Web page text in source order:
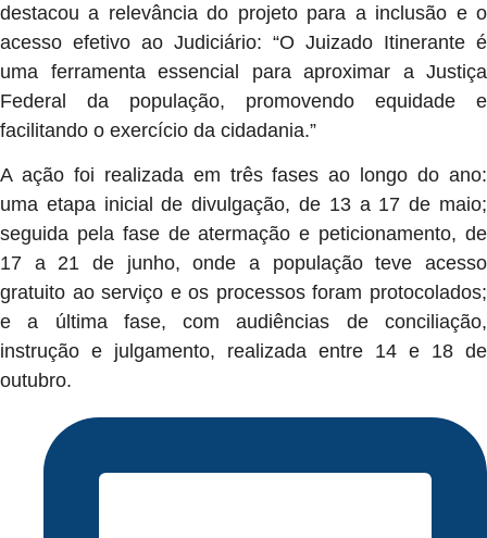
destacou a relevância do projeto para a inclusão e o
acesso efetivo ao Judiciário: “O Juizado Itinerante é
uma ferramenta essencial para aproximar a Justiça
Federal da população, promovendo equidade e
facilitando o exercício da cidadania.”
A ação foi realizada em três fases ao longo do ano:
uma etapa inicial de divulgação, de 13 a 17 de maio;
seguida pela fase de atermação e peticionamento, de
17 a 21 de junho, onde a população teve acesso
gratuito ao serviço e os processos foram protocolados;
e a última fase, com audiências de conciliação,
instrução e julgamento, realizada entre 14 e 18 de
outubro.